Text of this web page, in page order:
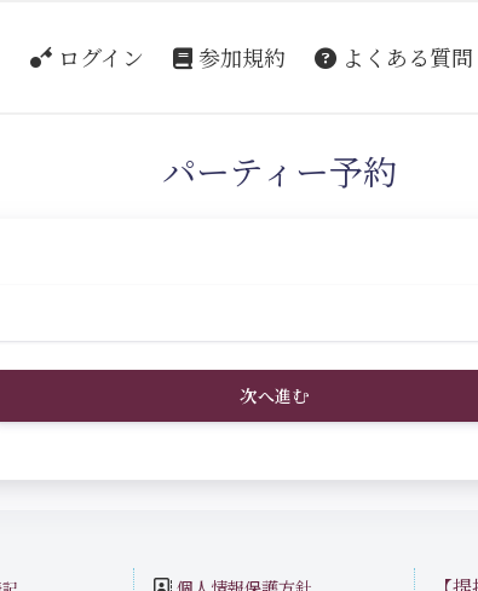
ログイン 参加規約 よくある質問
パーティー予約
次へ進む